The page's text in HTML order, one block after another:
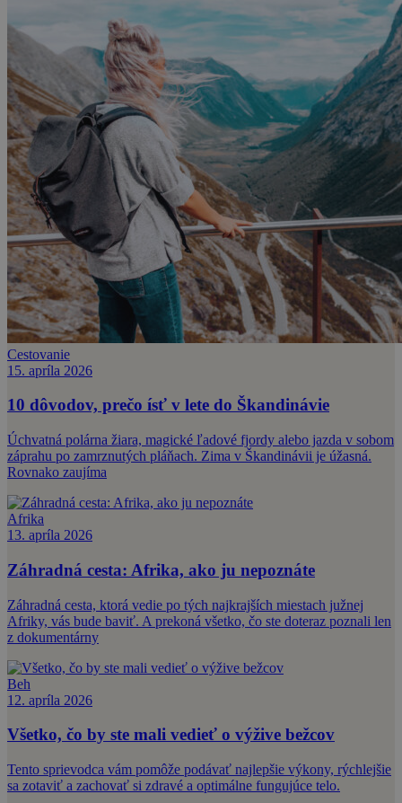
Cestovanie
15. apríla 2026
10 dôvodov, prečo ísť v lete do Škandinávie
Úchvatná polárna žiara, magické ľadové fjordy alebo jazda v sobom
záprahu po zamrznutých pláňach. Zima v Škandinávii je úžasná.
Rovnako zaujíma
Afrika
13. apríla 2026
Záhradná cesta: Afrika, ako ju nepoznáte
Záhradná cesta, ktorá vedie po tých najkrajších miestach južnej
Afriky, vás bude baviť. A prekoná všetko, čo ste doteraz poznali len
z dokumentárny
Beh
12. apríla 2026
Všetko, čo by ste mali vedieť o výžive bežcov
Tento sprievodca vám pomôže podávať najlepšie výkony, rýchlejšie
sa zotaviť a zachovať si zdravé a optimálne fungujúce telo.